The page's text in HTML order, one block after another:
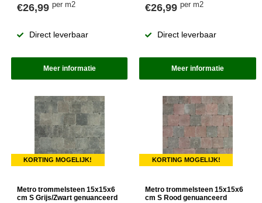
€26,99 per m2
Direct leverbaar
Meer informatie
€26,99per m2
Direct leverbaar
Meer informatie
KORTING MOGELIJK!
Metro trommelsteen 15x15x6
cm S Grijs/Zwart genuanceerd
KORTING MOGELIJK!
Metro trommelsteen 15x15x6
cm S Rood genuanceerd